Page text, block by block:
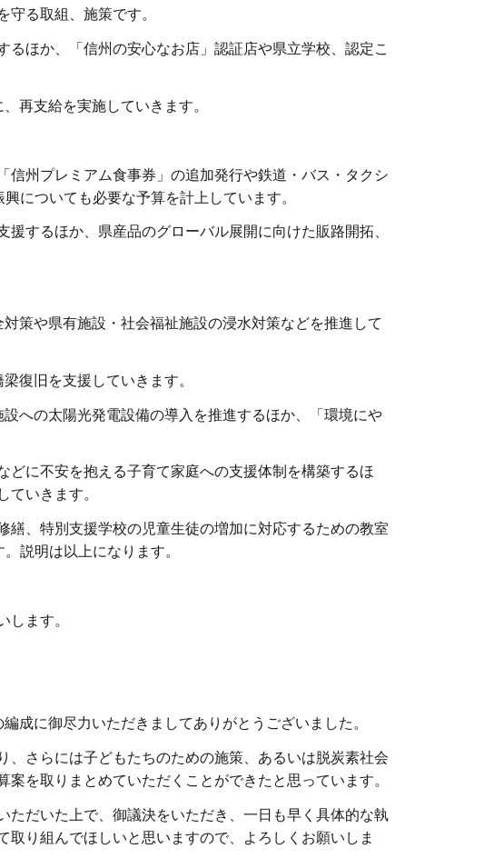
る取組、施策です。
ほか、「信州の安心なお店」認証店や県立学校、認定こ
再支給を実施していきます。
州プレミアム食事券」の追加発行や鉄道・バス・タクシ
についても必要な予算を計上しています。
するほか、県産品のグローバル展開に向けた販路開拓、
策や県有施設・社会福祉施設の浸水対策などを推進して
復旧を支援していきます。
への太陽光発電設備の導入を推進するほか、「環境にや
に不安を抱える子育て家庭への支援体制を構築するほ
ていきます。
、特別支援学校の児童生徒の増加に対応するための教室
説明は以上になります。
ます。
成に御尽力いただきましてありがとうございました。
さらには子どもたちのための施策、あるいは脱炭素社会
を取りまとめていただくことができたと思っています。
だいた上で、御議決をいただき、一日も早く具体的な執
り組んでほしいと思いますので、よろしくお願いしま